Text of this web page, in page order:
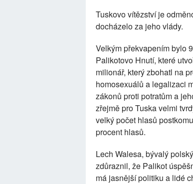
Tuskovo vítězství je
docházelo za jeho vlády.
Velkým překvapením bylo
Palikotovo Hnutí, které
milionář, který zbohatl na
homosexuálů a legalizaci
zákonů proti potratům a
zřejmě pro Tuska velmi
velký počet hlasů
procent hlasů.
Lech Walesa, bývalý
zdůraznil, že Palikot
má jasnější politiku a lidé